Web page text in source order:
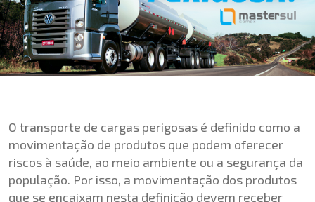
O transporte de cargas perigosas é definido como a
movimentação de produtos que podem oferecer
riscos à saúde, ao meio ambiente ou a segurança da
população. Por isso, a movimentação dos produtos
que se encaixam nesta definição devem receber